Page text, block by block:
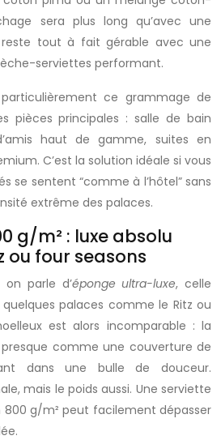
sera plus long qu’avec une
tout à fait gérable avec une
serviettes performant.
ce grammage de
pièces principales : salle de bain
haut de gamme, suites en
C’est la solution idéale si vous
se sentent “comme à l’hôtel” sans
extrême des palaces.
g/m² : luxe absolu
four seasons
parle d’éponge ultra-luxe, celle
palaces comme le Ritz ou
est alors incomparable : la
comme une couverture de
dans une bulle de douceur.
mais le poids aussi. Une serviette
800 g/m² peut facilement dépasser